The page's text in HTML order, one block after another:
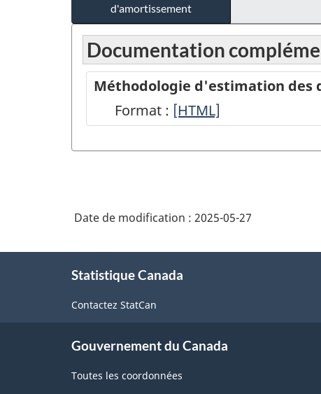
d'amortissement
Documentation
Méthodologie d'estimation des
Format : Méthodologie
des
agricoles
-
HTML
[HTML]
Date de modification : 2025-05-27
Statistique Canada
Contactez StatCan
Gouvernement du Canada
Toutes les coordonnées